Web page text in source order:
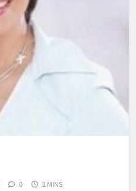
0 1 MINS